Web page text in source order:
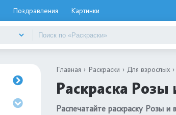
Поздравления Картинки
Главная Раскраски Для взрослых
Раскраска Розы
Распечатайте раскраску Розы и